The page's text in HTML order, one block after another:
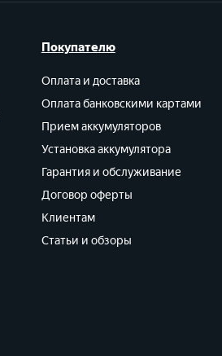
Покупателю
Оплата и доставка
Оплата банковскими картами
Прием аккумуляторов
Установка аккумулятора
Гарантия и обслуживание
Договор оферты
Клиентам
Статьи и обзоры